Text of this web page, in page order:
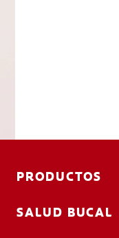
PRODUCTOS
SALUD BUCAL